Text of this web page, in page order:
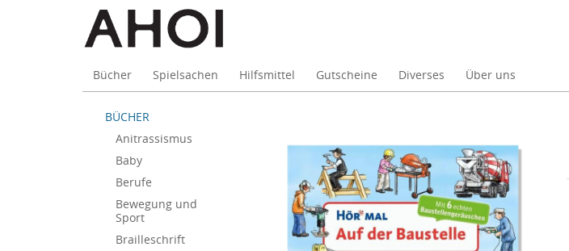
Bücher Spielsachen Hilfsmittel Gutscheine Diverses Über uns
BÜCHER
Anitrassismus
Baby
Berufe
Bewegung und
Sport
Brailleschrift